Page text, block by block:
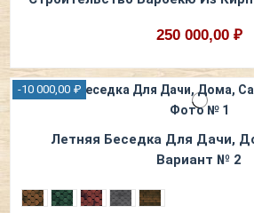
250 000,00 ₽
-10 000,00 ₽
Летняя Беседка Для Дачи,
Вариант № 2